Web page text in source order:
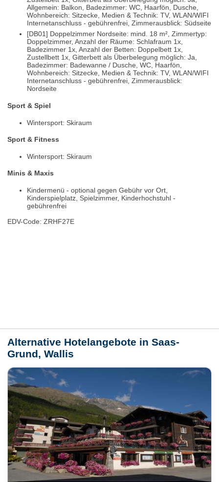
Allgemein: Balkon, Badezimmer: WC, Haarfön, Dusche,
Wohnbereich: Sitzecke, Medien & Technik: TV, WLAN/WIFI
Internetanschluss - gebührenfrei, Zimmerausblick: Südseite
[DB01] Doppelzimmer Nordseite: mind. 18 m², Zimmertyp:
Doppelzimmer, Anzahl der Räume: Schlafraum 1x,
Badezimmer 1x, Anzahl der Betten: Doppelbett 1x,
Zustellbett 1x, Gitterbett als Überbelegung möglich: Ja,
Badezimmer: Badewanne / Dusche, WC, Haarfön,
Wohnbereich: Sitzecke, Medien & Technik: TV, WLAN/WIFI
Internetanschluss - gebührenfrei, Zimmerausblick:
Nordseite
Sport & Spiel
Wintersport: Skiraum
Sport & Fitness
Wintersport: Skiraum
Minis & Maxis
Kindermenü - optional gegen Gebühr vor Ort,
Kinderspielplatz, Spielzimmer, Kinderhochstuhl -
gebührenfrei
EDV-Code: ZRHF27E
Alternative Hotelangebote in Saas-
Grund, Wallis